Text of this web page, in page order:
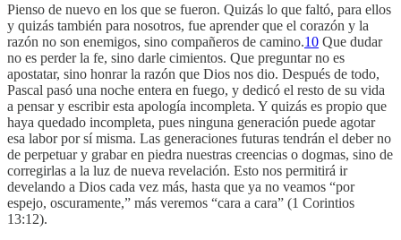
Pienso de nuevo en los que se fueron. Quizás lo que faltó, para ellos
y quizás también para nosotros, fue aprender que el corazón y la
razón no son enemigos, sino compañeros de camino.10 Que dudar
no es perder la fe, sino darle cimientos. Que preguntar no es
apostatar, sino honrar la razón que Dios nos dio. Después de todo,
Pascal pasó una noche entera en fuego, y dedicó el resto de su vida
a pensar y escribir esta apología incompleta. Y quizás es propio que
haya quedado incompleta, pues ninguna generación puede agotar
esa labor por sí misma. Las generaciones futuras tendrán el deber no
de perpetuar y grabar en piedra nuestras creencias o dogmas, sino de
corregirlas a la luz de nueva revelación. Esto nos permitirá ir
develando a Dios cada vez más, hasta que ya no veamos “por
espejo, oscuramente,” más veremos “cara a cara” (1 Corintios
13:12).